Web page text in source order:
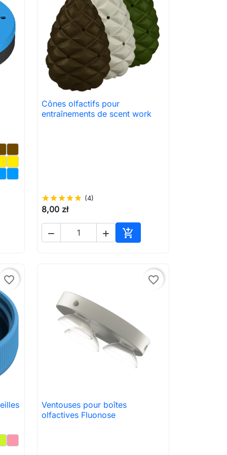
au panier
 Aperçu rapide
Cônes olfactifs pour
entraînements de scent work
starstarstarstarstar (4)
8,00 zł
  
Ajouter au panier
favorite_border favorite_border
 Aperçu rapide
Ventouses pour boîtes
olfactives Fluonose